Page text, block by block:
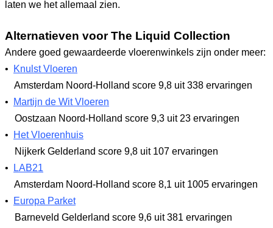
laten we het allemaal zien.
Alternatieven voor The Liquid Collection
Andere goed gewaardeerde vloerenwinkels zijn onder meer:
•
Knulst Vloeren
Amsterdam Noord-Holland score 9,8 uit 338 ervaringen
•
Martijn de Wit Vloeren
Oostzaan Noord-Holland score 9,3 uit 23 ervaringen
•
Het Vloerenhuis
Nijkerk Gelderland score 9,8 uit 107 ervaringen
•
LAB21
Amsterdam Noord-Holland score 8,1 uit 1005 ervaringen
•
Europa Parket
Barneveld Gelderland score 9,6 uit 381 ervaringen